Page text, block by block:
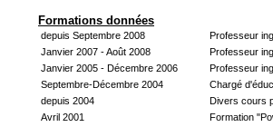
Formations données
depuis Septembre 2008
Professeur
Janvier 2007 - Août 2008
Professeur
Janvier 2005 - Décembre 2006
Professeur
Septembre-Décembre 2004
Chargé
depuis 2004
Divers cours
Avril 2001
Formation